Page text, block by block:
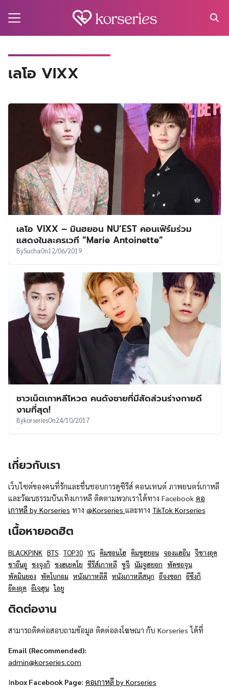
เลโอ VIXX
เลโอ VIXX – มินฮยอน NU’EST คอนเฟิร์มร่วม
แสดงในละครเวที “Marie Antoinette”
BySuchaOn12/06/2019
ชาวเน็ตเกาหลีโหวต คนดังชายที่มีสัดส่วนร่างกายดี
งามที่สุด!
BykorseriesOn24/10/2017
เกี่ยวกับเรา
เว็บไซต์ของคนที่รักและชื่นชอบการดูซีรีส์ คอนเทนต์ ภาพยนตร์เกาหลี
และวัฒนธรรมบันเทิงเกาหลี ติดตามพวกเราได้ทาง Facebook คอ
เกาหลี by Korseries ทาง @Korseries และทาง TikTok Korseries
เนื้อหายอดฮิต
BLACKPINK BTS TOP30 YG คิมซอนโฮ คิมซูฮยอน จองแฮอิน จีชางอุค
ชาอึนอู ซงจุงกิ ซงฮเยคโย ซีรีส์เกาหลี ซูจี นัมจูฮยอก พัคซอจุน
พัคมินยอง พัคโบกอม หนังเกาหลีดี หนังเกาหลีสนุก อีจงซอก อีซึงกิ
อีดงอุค อีเจฮุน ไอยู
ติดต่องาน
สามารถติดต่อสอบถามข้อมูล ติดต่อลงโฆษณา กับ Korseries ได้ที่
Email (Recommended):
admin@korseries.com
Inbox Facebook Page: คอเกาหลี by Korseries